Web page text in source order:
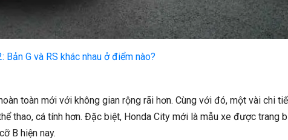
Bản G và RS khác nhau ở điểm nào?
toàn mới với không gian rộng rãi hơn. Cùng với đó, một vài chi
thao, cá tính hơn. Đặc biệt, Honda City mới là mẫu xe được trang
B hiện nay.